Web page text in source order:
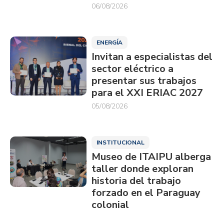
06/08/2026
ENERGÍA
Invitan a especialistas del
sector eléctrico a
presentar sus trabajos
para el XXI ERIAC 2027
05/08/2026
INSTITUCIONAL
Museo de ITAIPU alberga
taller donde exploran
historia del trabajo
forzado en el Paraguay
colonial